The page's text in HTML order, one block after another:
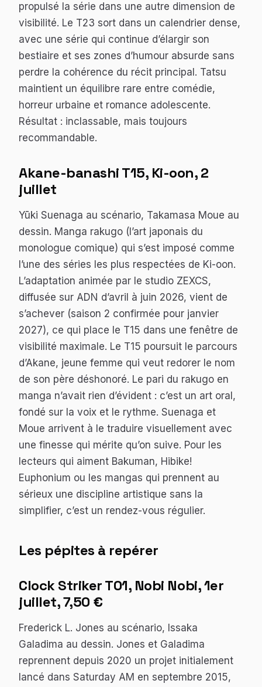
propulsé la série dans une autre dimension de
visibilité. Le T23 sort dans un calendrier dense,
avec une série qui continue d’élargir son
bestiaire et ses zones d’humour absurde sans
perdre la cohérence du récit principal. Tatsu
maintient un équilibre rare entre comédie,
horreur urbaine et romance adolescente.
Résultat : inclassable, mais toujours
recommandable.
Akane-banashiT15, Ki-oon, 2
juillet
Yūki Suenaga au scénario, Takamasa Moue au
dessin. Manga rakugo (l’art japonais du
monologue comique) qui s’est imposé comme
l’une des séries les plus respectées de Ki-oon.
L’adaptation animée par le studio ZEXCS,
diffusée sur ADN d’avril à juin 2026, vient de
s’achever (saison 2 confirmée pour janvier
2027), ce qui place le T15 dans une fenêtre de
visibilité maximale. Le T15 poursuit le parcours
d’Akane, jeune femme qui veut redorer le nom
de son père déshonoré. Le pari du rakugo en
manga n’avait rien d’évident : c’est un art oral,
fondé sur la voix et le rythme. Suenaga et
Moue arrivent à le traduire visuellement avec
une finesse qui mérite qu’on suive. Pour les
lecteurs qui aiment Bakuman, Hibike!
Euphonium ou les mangas qui prennent au
sérieux une discipline artistique sans la
simplifier, c’est un rendez-vous régulier.
Les pépites à repérer
Clock StrikerT01, Nobi Nobi, 1er
juillet, 7,50 €
Frederick L. Jones au scénario, Issaka
Galadima au dessin. Jones et Galadima
reprennent depuis 2020 un projet initialement
lancé dans Saturday AM en septembre 2015,